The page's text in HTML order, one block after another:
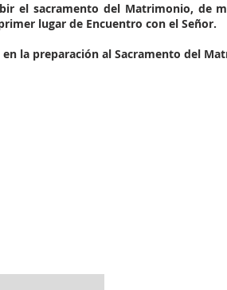
el sacramento del Matrimonio, de
lugar de Encuentro con el Señor.
la preparación al Sacramento del